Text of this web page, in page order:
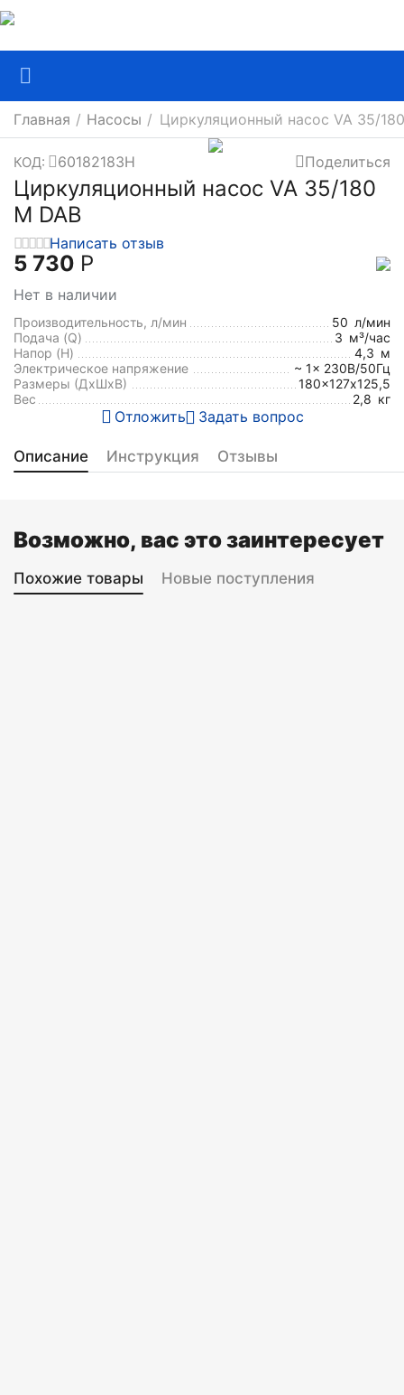
Главная / Насосы / Циркуляционный насос VA 35/
КОД: 60182183H Поделиться
Циркуляционный насос VA 35/180
M DAB
Написать отзыв
5 730 Р
Нет в наличии
Производительность, л/мин 50 л/мин
Подача (Q)
3 м³/час
Напор (H)
4,3 м
Электрическое напряжение
~ 1x 230В/50Гц
Размеры (ДхШxВ)
180x127х125,5
Вес
2,8 кг
Отложить Задать вопрос
Описание Инструкция Отзывы
Возможно, вас это заинтересует
Похожие товары Новые поступления